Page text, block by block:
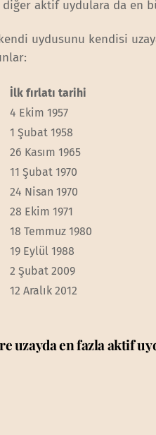
diğer aktif uydulara da en
uydusunu kendisi
İlk fırlatı tarihi
4 Ekim 1957
1 Şubat 1958
26 Kasım 1965
11 Şubat 1970
24 Nisan 1970
28 Ekim 1971
18 Temmuz 1980
19 Eylül 1988
2 Şubat 2009
12 Aralık 2012
uzayda en fazla aktif